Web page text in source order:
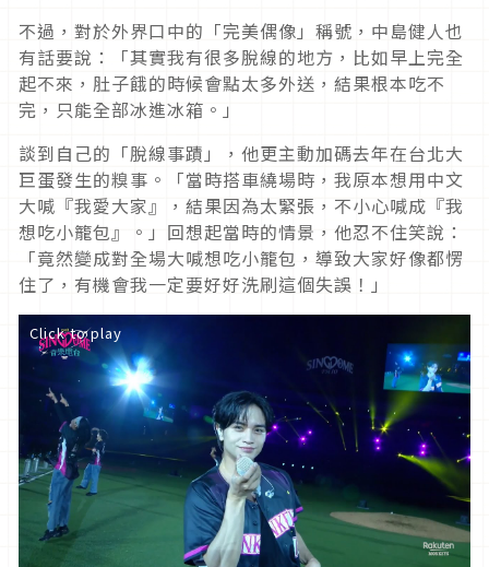
不過，對於外界口中的「完美偶像」稱號，中島健人也
有話要說：「其實我有很多脫線的地方，比如早上完全
起不來，肚子餓的時候會點太多外送，結果根本吃不
完，只能全部冰進冰箱。」
談到自己的「脫線事蹟」，他更主動加碼去年在台北大
巨蛋發生的糗事。「當時搭車繞場時，我原本想用中文
大喊『我愛大家』，結果因為太緊張，不小心喊成『我
想吃小籠包』。」回想起當時的情景，他忍不住笑說：
「竟然變成對全場大喊想吃小籠包，導致大家好像都愣
住了，有機會我一定要好好洗刷這個失誤！」
Click to play